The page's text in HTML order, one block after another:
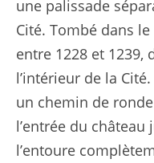
une palissade
Cité. Tombé dans
entre 1228 et 1239,
l’intérieur de la
un chemin de
l’entrée du
l’entoure